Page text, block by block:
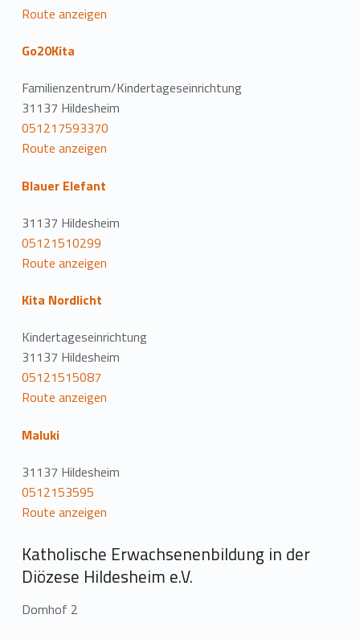
Route anzeigen
Go20Kita
Familienzentrum/Kindertageseinrichtung
31137 Hildesheim
051217593370
Route anzeigen
Blauer Elefant
31137 Hildesheim
05121510299
Route anzeigen
Kita Nordlicht
Kindertageseinrichtung
31137 Hildesheim
05121515087
Route anzeigen
Maluki
31137 Hildesheim
0512153595
Route anzeigen
Katholische Erwachsenenbildung in der
Diözese Hildesheim e.V.
Domhof 2